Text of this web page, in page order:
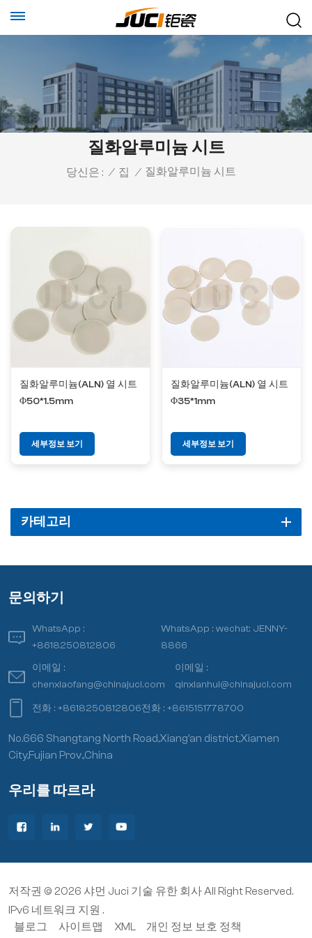
질화알루미늄 시트
당신은 : / 집 / 질화알루미늄 시트
질화알루미늄(ALN) 열 시트
Φ50*1.5mm
세부정보 보기
질화알루미늄(ALN) 열 시트
Φ35*1mm
세부정보 보기
카테고리
문의하기
WhatsApp :
+8618250812806
WhatsApp :wechat: JENNY-
8866
이메일 :
chenxiaofang@chinajuci.com
이메일 :
qinxianhui@chinajuci.com
전화 :+8618250812806전화 :+8615151778700
No.666 Shangtang North Road,Xiang’an district,Xiamen
City,Fujian Prov.,China
우리를 따르라
저작권 © 2026 샤먼 Juci 기술 유한 회사 All Right Reserved.
IPv6 네트워크 지원 .
블로그
사이트맵 XML 개인 정보 보호 정책